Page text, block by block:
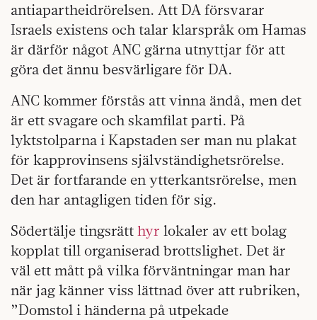
antiapartheidrörelsen. Att DA försvarar
Israels existens och talar klarspråk om Hamas
är därför något ANC gärna utnyttjar för att
göra det ännu besvärligare för DA.
ANC kommer förstås att vinna ändå, men det
är ett svagare och skamfilat parti. På
lyktstolparna i Kapstaden ser man nu plakat
för kapprovinsens självständighetsrörelse.
Det är fortfarande en ytterkantsrörelse, men
den har antagligen tiden för sig.
Södertälje tingsrätt hyr lokaler av ett bolag
kopplat till organiserad brottslighet. Det är
väl ett mått på vilka förväntningar man har
när jag känner viss lättnad över att rubriken,
”Domstol i händerna på utpekade